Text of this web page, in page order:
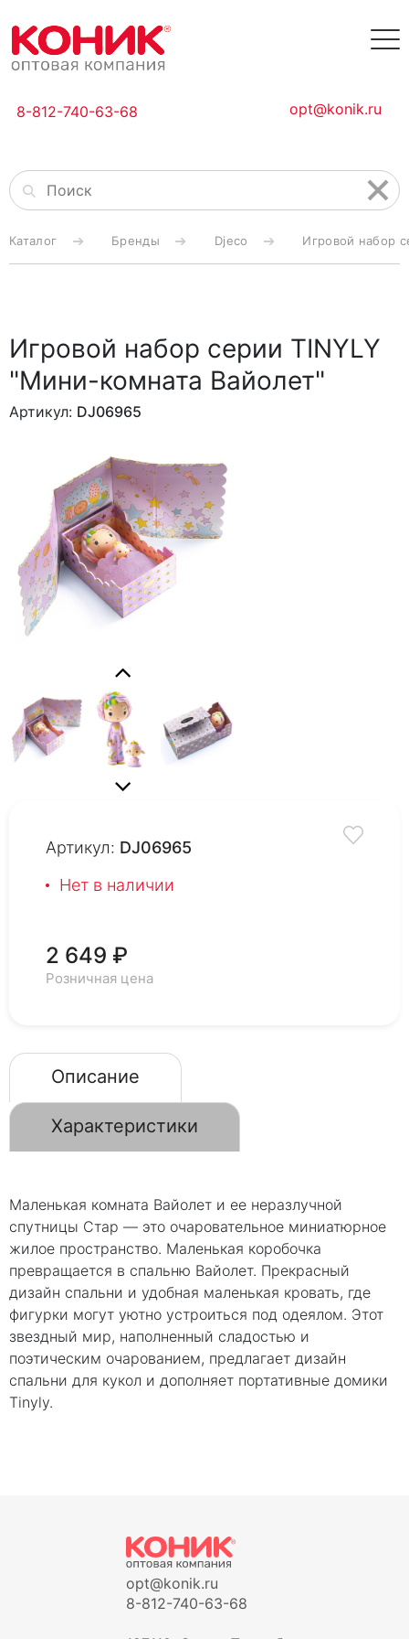
8-812-740-63-68 opt@konik.ru
Каталог Бренды Djeco Игровой набор
Игровой набор серии TINYLY
"Мини-комната Вайолет"
Артикул: DJ06965
Артикул: DJ06965
Нет в наличии
2 649 ₽
Розничная цена
Описание
Характеристики
Маленькая комната Вайолет и ее неразлучной
спутницы Стар — это очаровательное миниатюрное
жилое пространство. Маленькая коробочка
превращается в спальню Вайолет. Прекрасный
дизайн спальни и удобная маленькая кровать, где
фигурки могут уютно устроиться под одеялом. Этот
звездный мир, наполненный сладостью и
поэтическим очарованием, предлагает дизайн
спальни для кукол и дополняет портативные домики
Tinyly.
opt@konik.ru
8-812-740-63-68